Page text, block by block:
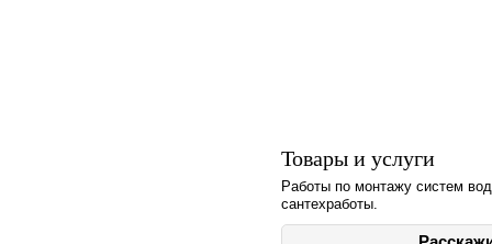
Товары и услуги
Работы по монтажу систем
сантехработы.